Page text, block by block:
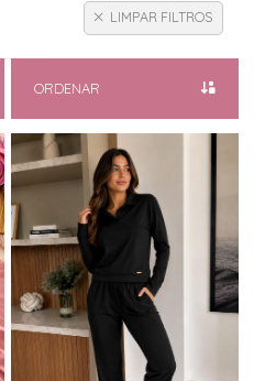
LIMPAR FILTROS
ORDENAR